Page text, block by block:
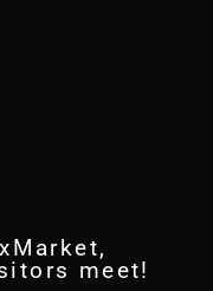
meet!